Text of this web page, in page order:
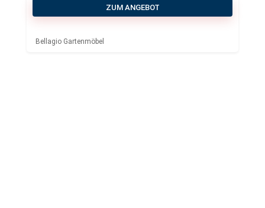
ZUM ANGEBOT
Bellagio Gartenmöbel